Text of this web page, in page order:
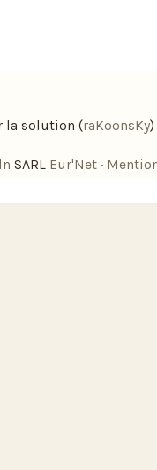
la solution (raKoonsKy)
SARL Eur'Net ·